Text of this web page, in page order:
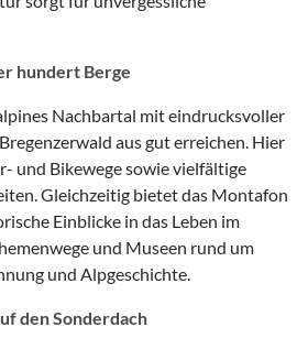
hundert Berge
Nachbartal mit eindrucksvoller
aus gut erreichen. Hier
und Bikewege sowie vielfältige
Gleichzeitig bietet das Montafon
Einblicke in das Leben im
und Museen rund um
und Alpgeschichte.
den Sonderdach